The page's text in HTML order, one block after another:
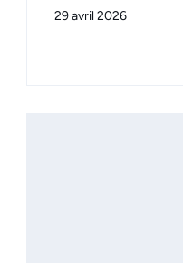
29 avril 2026